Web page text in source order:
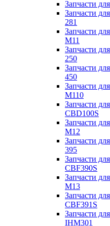
Запчасти
Запчасти
281
Запчасти
M11
Запчасти
250
Запчасти
450
Запчасти
M110
Запчасти
CBD100S
Запчасти
M12
Запчасти
395
Запчасти
CBF390S
Запчасти
M13
Запчасти
CBF391S
Запчасти
IHM301